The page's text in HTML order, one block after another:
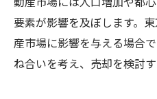
要素が影響を及ぼします。
産市場に影響を与える場合
ね合いを考え、売却を検討す